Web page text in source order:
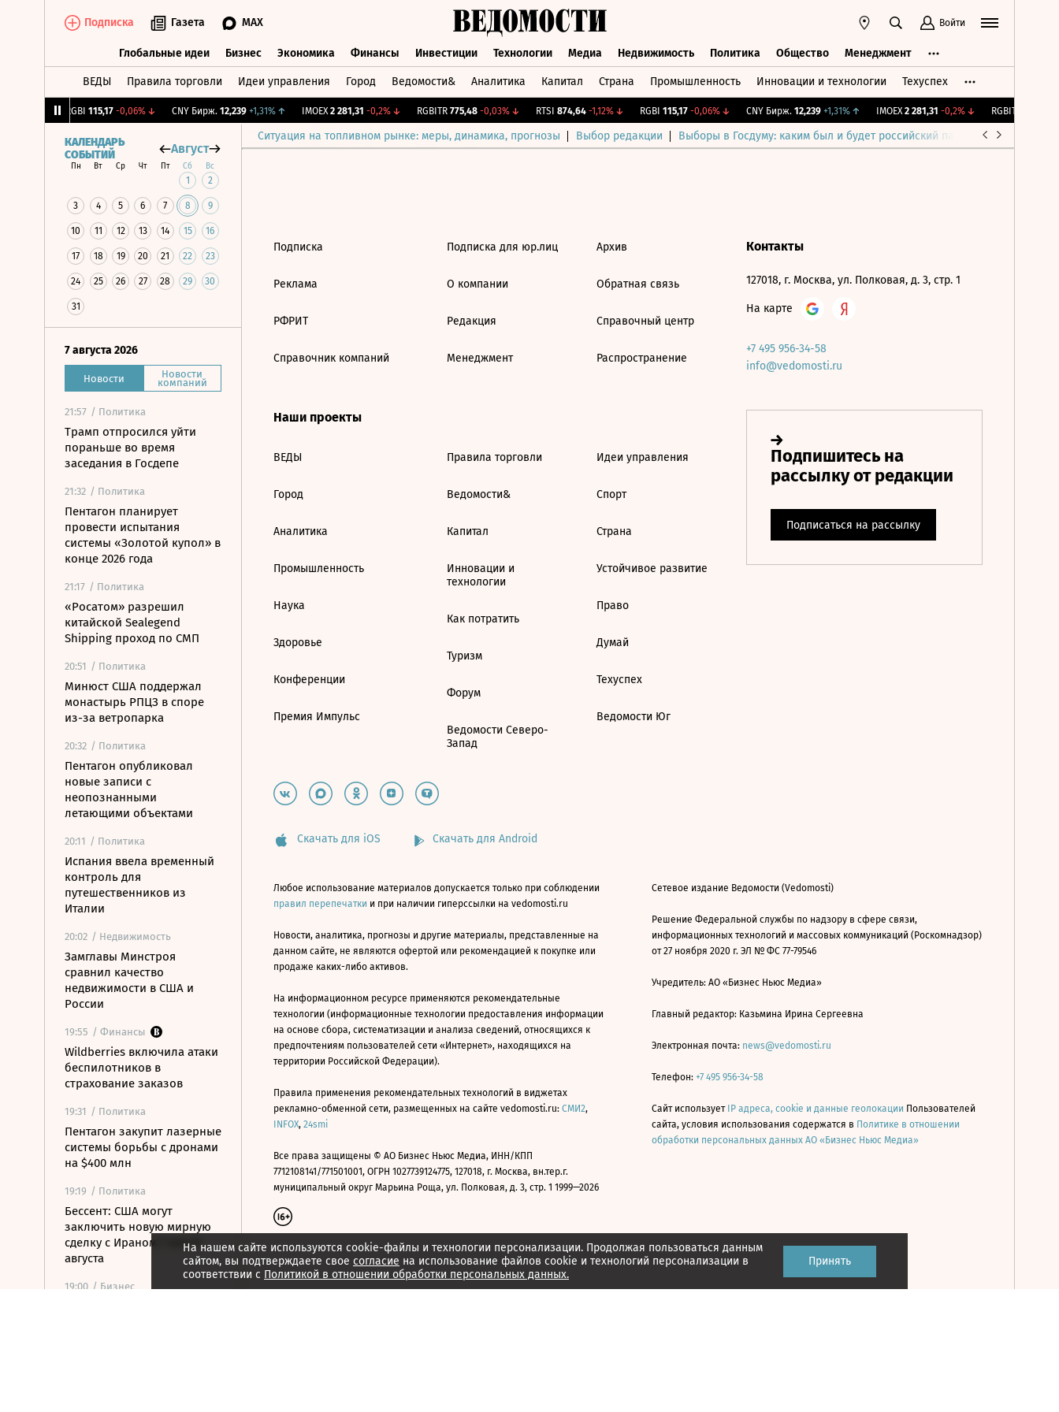
Подписка Газета MAX Войти
Глобальные идеи Бизнес Экономика Финансы Инвестиции Технологии Медиа Недвижимость Политика Общество Менеджмент
ВЕДЫ Правила торговли Идеи управления Город Ведомости& Аналитика Капитал Страна Промышленность Инновации и технологии Техуспех
RGBI 115,17 -0,06%↓ CNY Бирж. 12,239 +1,31%↑ IMOEX 2 281,31 -0,2%↓ RGBITR 775,48 -0,03%↓ RTSI 874,64 -1,12%↓ RGBI 115,17 -0,06%↓ CNY Бирж. 12,239 +1,31%↑ IMOEX 2 281,31 -0,2%↓ RGBITR
Ситуация на топливном рынке: меры, динамика, прогнозы Выбор редакции Выборы в Госдуму: каким был и будет российский парламент
КАЛЕНДАРЬ
СОБЫТИЙ
Август
Пн Вт Ср Чт Пт Сб Вс
1 2
3 4 5 6 7 8 9
10 11 12 13 14 15 16
17 18 19 20 21 22 23
24 25 26 27 28 29 30
31
7 августа 2026
Новости Новости
компаний
21:57 / Политика
Трамп отпросился уйти
пораньше во время
заседания в Госдепе
21:32 / Политика
Пентагон планирует
провести испытания
системы «Золотой купол» в
конце 2026 года
21:17 / Политика
«Росатом» разрешил
китайской Sealegend
Shipping проход по СМП
20:51 / Политика
Минюст США поддержал
монастырь РПЦЗ в споре
из-за ветропарка
20:32 / Политика
Пентагон опубликовал
новые записи с
неопознанными
летающими объектами
20:11 / Политика
Испания ввела временный
контроль для
путешественников из
Италии
20:02 / Недвижимость
Замглавы Минстроя
сравнил качество
недвижимости в США и
России
19:55 / Финансы
Wildberries включила атаки
беспилотников в
страхование заказов
19:31 / Политика
Пентагон закупит лазерные
системы борьбы с дронами
на $400 млн
19:19 / Политика
Бессент: США могут
заключить новую мирную
сделку с Ираном 7 или 8
августа
19:00 / Бизнес
На нашем сайте используются cookie-файлы и технологии персонализации. Продолжая пользоваться данным
сайтом, вы подтверждаете свое согласие на использование файлов cookie и технологий персонализации в
соответствии с Политикой в отношении обработки персональных данных.
Принять
Подписка
Реклама
РФРИТ
Справочник компаний
Подписка для юр.лиц
О компании
Редакция
Менеджмент
Архив
Обратная связь
Справочный центр
Распространение
Наши проекты
ВЕДЫ
Город
Аналитика
Промышленность
Наука
Здоровье
Конференции
Премия Импульс
Правила торговли
Ведомости&
Капитал
Инновации и
технологии
Как потратить
Туризм
Форум
Ведомости Северо-
Запад
Идеи управления
Спорт
Страна
Устойчивое развитие
Право
Думай
Техуспех
Ведомости Юг
Контакты
127018, г. Москва, ул. Полковая, д. 3, стр. 1
На карте
+7 495 956-34-58
info@vedomosti.ru
Скачать для iOS Скачать для Android
Любое использование материалов допускается только при соблюдении
правил перепечатки и при наличии гиперссылки на vedomosti.ru
Новости, аналитика, прогнозы и другие материалы, представленные на
данном сайте, не являются офертой или рекомендацией к покупке или
продаже каких-либо активов.
На информационном ресурсе применяются рекомендательные
технологии (информационные технологии предоставления информации
на основе сбора, систематизации и анализа сведений, относящихся к
предпочтениям пользователей сети «Интернет», находящихся на
территории Российской Федерации).
Правила применения рекомендательных технологий в виджетах
рекламно-обменной сети, размещенных на сайте vedomosti.ru: СМИ2,
INFOX, 24smi
Все права защищены © АО Бизнес Ньюс Медиа, ИНН/КПП
7712108141/771501001, ОГРН 1027739124775, 127018, г. Москва, вн.тер.г.
муниципальный округ Марьина Роща, ул. Полковая, д. 3, стр. 1 1999—2026
Сетевое издание Ведомости (Vedomosti)
Решение Федеральной службы по надзору в сфере связи,
информационных технологий и массовых коммуникаций (Роскомнадзор)
от 27 ноября 2020 г. ЭЛ № ФС 77-79546
Учредитель: АО «Бизнес Ньюс Медиа»
Главный редактор: Казьмина Ирина Сергеевна
Электронная почта: news@vedomosti.ru
Телефон: +7 495 956-34-58
Сайт использует IP адреса, cookie и данные геолокации Пользователей
сайта, условия использования содержатся в Политике в отношении
обработки персональных данных АО «Бизнес Ньюс Медиа»